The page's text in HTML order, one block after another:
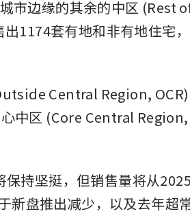
市边缘的其余的中区 (Rest
出1174套有地和非有地住宅
Central Region,
中区 (Core Central Region,
持坚挺，但销售量将从
新盘推出减少，以及去年超